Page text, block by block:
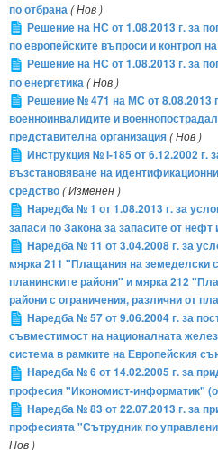
по отбрана( Нов )
Решение на НС от 1.08.2013 г. за
по европейските въпроси и контрол
Решение на НС от 1.08.2013 г. за
по енергетика( Нов )
Решение № 471 на МС от 8.08.2013
военноинвалидите и
представителна организация( Нов )
Инструкция № I-185 от 6.12.2002 г.
възстановяване на
средство( Изменен )
Наредба № 1 от 1.08.2013 г. за
запаси по Закона за запасите от
Наредба № 11 от 3.04.2008 г. за
мярка 211 "Плащания на земеделски
планинските райони" и мярка 212
райони с ограничения, различни от
Наредба № 57 от 9.06.2004 г. за
съвместимост на националната
система в рамките на Европейския
Наредба № 6 от 14.02.2005 г. за
професия "Икономист-информатик"
Наредба № 83 от 22.07.2013 г. за
професията "Сътрудник по
Нов )